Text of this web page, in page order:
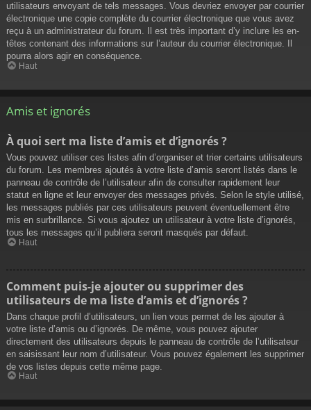
utilisateurs envoyant de tels messages. Vous devriez envoyer par courrier
électronique une copie complète du courrier électronique que vous avez
reçu à un administrateur du forum. Il est très important d’y inclure les en-
têtes contenant des informations sur l’auteur du courrier électronique. Il
pourra alors agir en conséquence.
Haut
Amis et ignorés
À quoi sert ma liste d’amis et d’ignorés ?
Vous pouvez utiliser ces listes afin d’organiser et trier certains utilisateurs
du forum. Les membres ajoutés à votre liste d’amis seront listés dans le
panneau de contrôle de l’utilisateur afin de consulter rapidement leur
statut en ligne et leur envoyer des messages privés. Selon le style utilisé,
les messages publiés par ces utilisateurs peuvent éventuellement être
mis en surbrillance. Si vous ajoutez un utilisateur à votre liste d’ignorés,
tous les messages qu’il publiera seront masqués par défaut.
Haut
Comment puis-je ajouter ou supprimer des
utilisateurs de ma liste d’amis et d’ignorés ?
Dans chaque profil d’utilisateurs, un lien vous permet de les ajouter à
votre liste d’amis ou d’ignorés. De même, vous pouvez ajouter
directement des utilisateurs depuis le panneau de contrôle de l’utilisateur
en saisissant leur nom d’utilisateur. Vous pouvez également les supprimer
de vos listes depuis cette même page.
Haut